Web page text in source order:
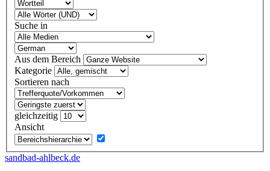
Suche in
Aus dem Bereich
Kategorie
Sortieren nach
gleichzeitig
Ansicht
sandbad-ahlbeck.de